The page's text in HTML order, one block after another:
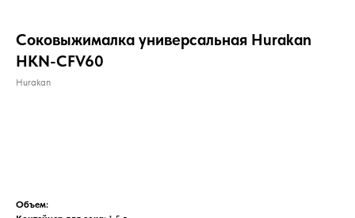
Соковыжималка универсальная Hurakan
HKN-CFV60
Hurakan
Объем: